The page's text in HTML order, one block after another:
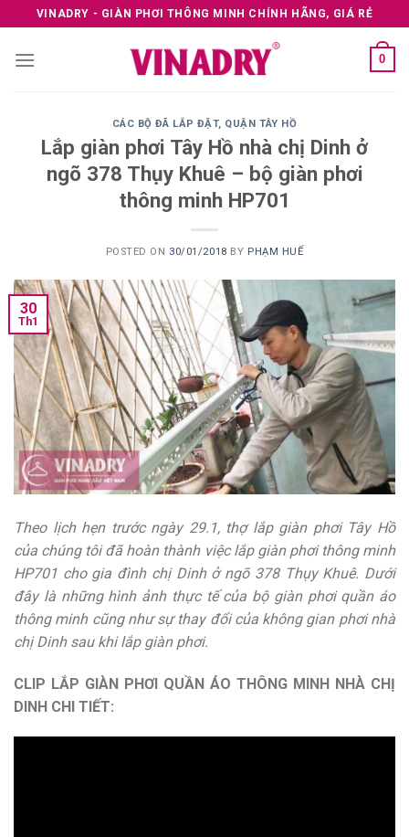
to
content
VINADRY - GIÀN PHƠI THÔNG MINH CHÍNH HÃNG, GIÁ RẺ
0
CÁC BỘ ĐÃ LẮP ĐẶT, QUẬN TÂY HỒ
Lắp giàn phơi Tây Hồ nhà chị Dinh ở
ngõ 378 Thụy Khuê – bộ giàn phơi
thông minh HP701
POSTED ON 30/01/2018 BY PHẠM HUẾ
30
Th1
Theo lịch hẹn trước ngày 29.1, thợ lắp giàn phơi Tây Hồ
của chúng tôi đã hoàn thành việc lắp giàn phơi thông minh
HP701 cho gia đình chị Dinh ở ngõ 378 Thụy Khuê. Dưới
đây là những hình ảnh thực tế của bộ giàn phơi quần áo
thông minh cũng như sự thay đổi của không gian phơi nhà
chị Dinh sau khi lắp giàn phơi.
CLIP LẮP GIÀN PHƠI QUẦN ÁO THÔNG MINH NHÀ CHỊ
DINH CHI TIẾT: